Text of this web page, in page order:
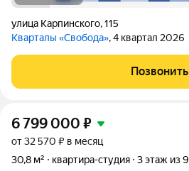
улица Карпинского,115
Кварталы «Свобода», 4 квартал 2026
Позвонить
6 799 000 ₽
от 32 570 ₽ в месяц
30,8 м²
квартира-студия 3 этаж из 9